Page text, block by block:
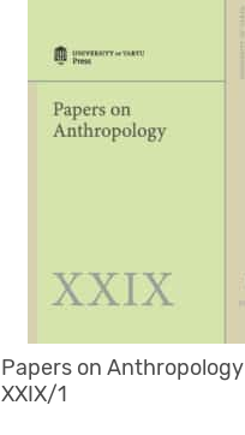
Papers on Anthropology
XXIX/1